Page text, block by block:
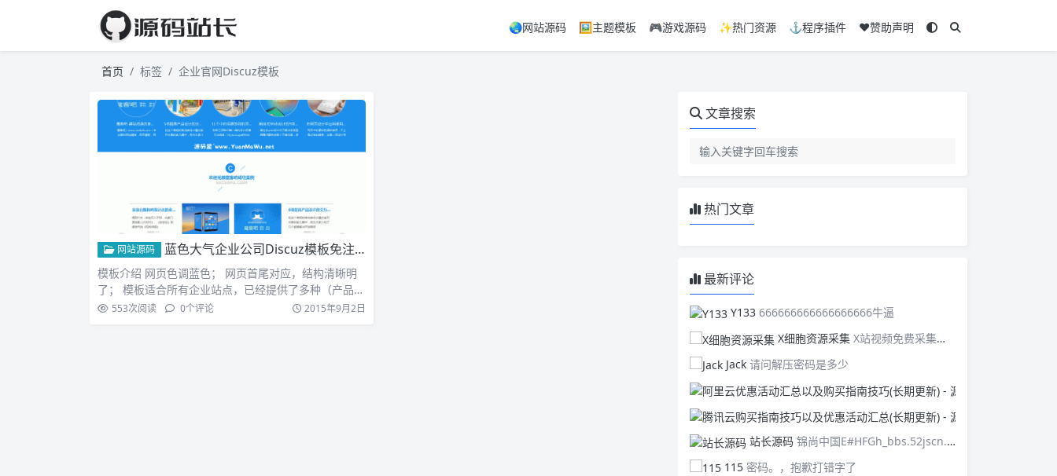
🌏网站源码 🖼️主题模板 🎮游戏源码 ✨热门资源 ⚓程序插件 ❤️赞助声明
首页 标签 企业官网Discuz模板
网站源码 蓝色大气企业公司Discuz模板免注册下载 蓝色大气企业公司源码免费分享
模板介绍 网页色调蓝色； 网页首尾对应，结构清晰明
了； 模板适合所有企业站点，已经提供了多种（产品、
资讯、公司…
553次阅读 0个评论 2015年9月2日
文章搜索
热门文章
最新评论
Y133 666666666666666666牛逼
X细胞资源采集 X站视频免费采集，可以适配此CMS，含免费模板。有需要的站长可以看看xxibaozyw.com
Jack 请问解压密码是多少
站长源码 锦尚中国E#HFGh_bbs.52jscn.comEYzhibo8
115 密码。，抱歉打错字了